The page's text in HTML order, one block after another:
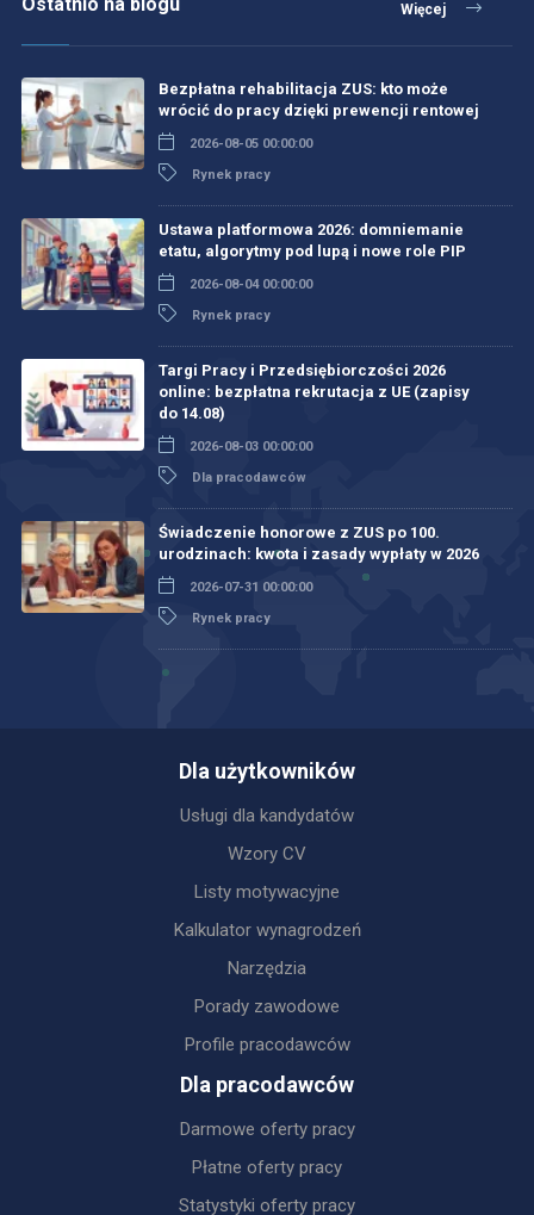
Więcej
Bezpłatna rehabilitacja ZUS: kto może
wrócić do pracy dzięki prewencji rentowej
2026-08-05 00:00:00
Rynek pracy
Ustawa platformowa 2026: domniemanie
etatu, algorytmy pod lupą i nowe role PIP
2026-08-04 00:00:00
Rynek pracy
Targi Pracy i Przedsiębiorczości 2026
online: bezpłatna rekrutacja z UE (zapisy
do 14.08)
2026-08-03 00:00:00
Dla pracodawców
Świadczenie honorowe z ZUS po 100.
urodzinach: kwota i zasady wypłaty w 2026
2026-07-31 00:00:00
Rynek pracy
Dla użytkowników
Usługi dla kandydatów
Wzory CV
Listy motywacyjne
Kalkulator wynagrodzeń
Narzędzia
Porady zawodowe
Profile pracodawców
Dla pracodawców
Darmowe oferty pracy
Płatne oferty pracy
Statystyki oferty pracy